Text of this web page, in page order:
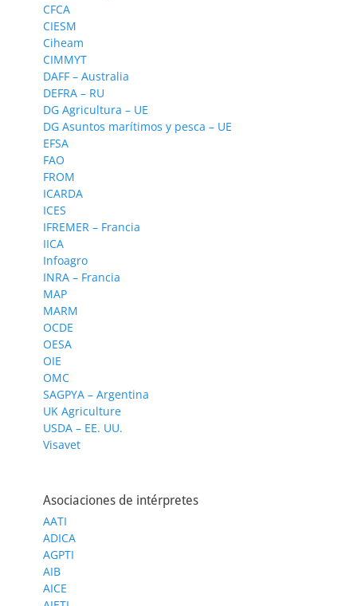
CFCA
CIESM
Ciheam
CIMMYT
DAFF – Australia
DEFRA – RU
DG Agricultura – UE
DG Asuntos marítimos y pesca – UE
EFSA
FAO
FROM
ICARDA
ICES
IFREMER – Francia
IICA
Infoagro
INRA – Francia
MAP
MARM
OCDE
OESA
OIE
OMC
SAGPYA – Argentina
UK Agriculture
USDA – EE. UU.
Visavet
Asociaciones de intérpretes
AATI
ADICA
AGPTI
AIB
AICE